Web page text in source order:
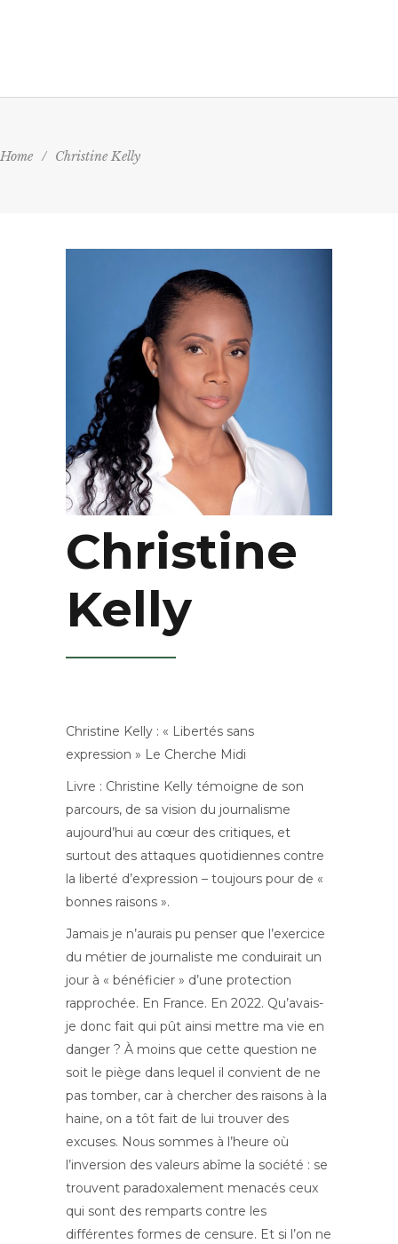
Home / Christine Kelly
Christine
Kelly
Christine Kelly : « Libertés sans
expression » Le Cherche Midi
Livre : Christine Kelly témoigne de son
parcours, de sa vision du journalisme
aujourd’hui au cœur des critiques, et
surtout des attaques quotidiennes contre
la liberté d’expression – toujours pour de «
bonnes raisons ».
Jamais je n’aurais pu penser que l’exercice
du métier de journaliste me conduirait un
jour à « bénéficier » d’une protection
rapprochée. En France. En 2022. Qu’avais-
je donc fait qui pût ainsi mettre ma vie en
danger ? À moins que cette question ne
soit le piège dans lequel il convient de ne
pas tomber, car à chercher des raisons à la
haine, on a tôt fait de lui trouver des
excuses. Nous sommes à l’heure où
l’inversion des valeurs abîme la société : se
trouvent paradoxalement menacés ceux
qui sont des remparts contre les
différentes formes de censure. Et si l’on ne